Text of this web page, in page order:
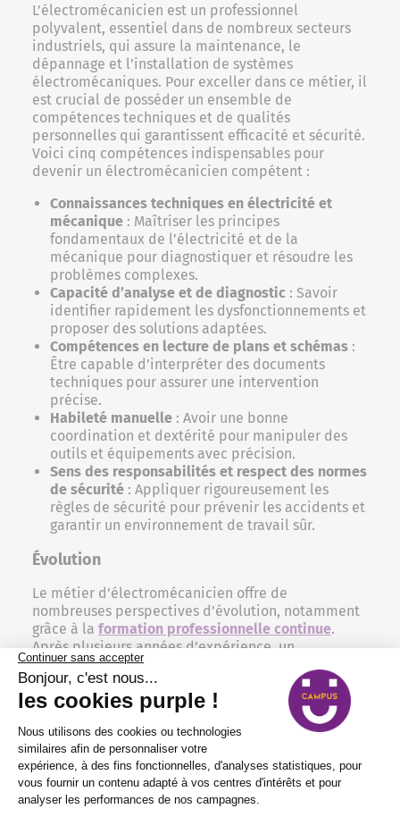
L’électromécanicien est un professionnel
polyvalent, essentiel dans de nombreux secteurs
industriels, qui assure la maintenance, le
dépannage et l’installation de systèmes
électromécaniques. Pour exceller dans ce métier, il
est crucial de posséder un ensemble de
compétences techniques et de qualités
personnelles qui garantissent efficacité et sécurité.
Voici cinq compétences indispensables pour
devenir un électromécanicien compétent :
Connaissances techniques en électricité et
mécanique : Maîtriser les principes
fondamentaux de l’électricité et de la
mécanique pour diagnostiquer et résoudre les
problèmes complexes.
Capacité d’analyse et de diagnostic : Savoir
identifier rapidement les dysfonctionnements et
proposer des solutions adaptées.
Compétences en lecture de plans et schémas :
Être capable d’interpréter des documents
techniques pour assurer une intervention
précise.
Habileté manuelle : Avoir une bonne
coordination et dextérité pour manipuler des
outils et équipements avec précision.
Sens des responsabilités et respect des normes
de sécurité : Appliquer rigoureusement les
règles de sécurité pour prévenir les accidents et
garantir un environnement de travail sûr.
Évolution
Le métier d’électromécanicien offre de
nombreuses perspectives d’évolution, notamment
grâce à la formation professionnelle continue.
Après plusieurs années d’expérience, un
électromécanicien peut évoluer vers des postes à
responsabilités comme chef d’équipe ou
responsable de maintenance. Il peut également se
spécialiser dans un domaine précis de
l’électromécanique, comme l’automatisation
industrielle ou l’énergie renouvelable, ce qui lui
permettrait d’accéder à des postes tels que
technicien en automatisme ou technicien en
énergies renouvelables.